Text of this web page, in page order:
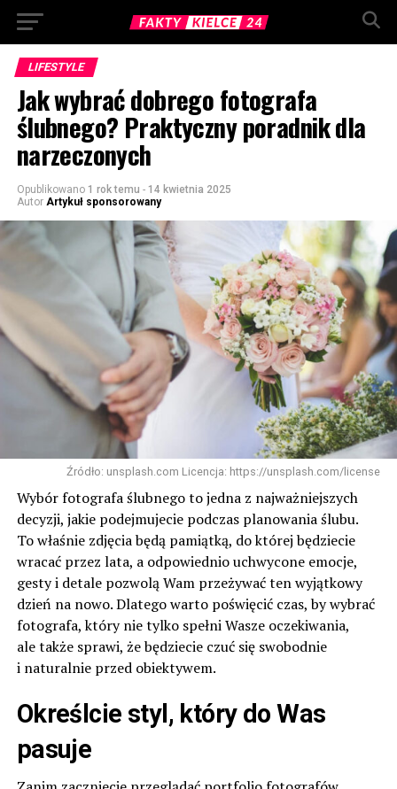
LIFESTYLE
Jak wybrać dobrego fotografa
ślubnego? Praktyczny poradnik dla
narzeczonych
Opublikowano 1 rok temu - 14 kwietnia 2025
Autor Artykuł sponsorowany
Źródło: unsplash.com Licencja: https://unsplash.com/license
Wybór fotografa ślubnego to jedna z najważniejszych
decyzji, jakie podejmujecie podczas planowania ślubu.
To właśnie zdjęcia będą pamiątką, do której będziecie
wracać przez lata, a odpowiednio uchwycone emocje,
gesty i detale pozwolą Wam przeżywać ten wyjątkowy
dzień na nowo. Dlatego warto poświęcić czas, by wybrać
fotografa, który nie tylko spełni Wasze oczekiwania,
ale także sprawi, że będziecie czuć się swobodnie
i naturalnie przed obiektywem.
Określcie styl, który do Was
pasuje